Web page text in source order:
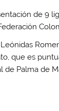
de 9
que es
Palma de